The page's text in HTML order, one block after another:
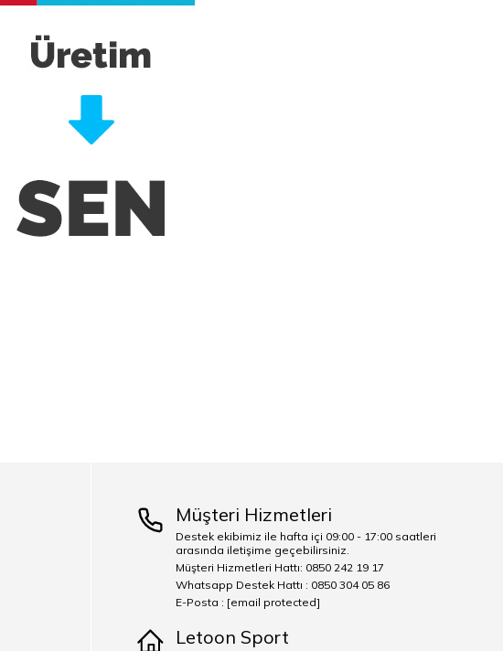
Müşteri Hizmetleri
Destek ekibimiz ile hafta içi 09:00 - 17:00 saatleri
arasında iletişime geçebilirsiniz.
Müşteri Hizmetleri Hattı: 0850 242 19 17
Whatsapp Destek Hattı : 0850 304 05 86
E-Posta : [email protected]
Letoon Sport